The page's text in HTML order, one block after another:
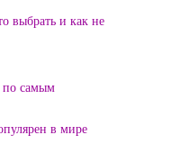
выбрать и как не
самым
в мире